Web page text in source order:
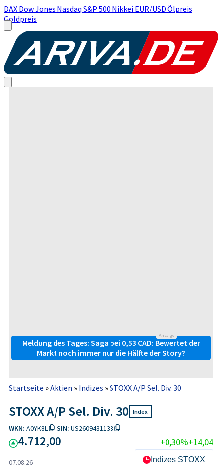
DAX Dow Jones Nasdaq S&P 500 Nikkei EUR/USD Ölpreis
Goldpreis
Anzeige
Meldung des Tages: Saga bei 0,53 CAD: Bewertet der
Markt noch immer nur die Hälfte der Story?
Startseite »Aktien » Indizes »STOXX A/P Sel. Div. 30
STOXX A/P Sel. Div. 30 Index
WKN: A0YK8L ISIN: US2609431133
4.712,00 +0,30%+14,04
07.08.26 Indizes STOXX